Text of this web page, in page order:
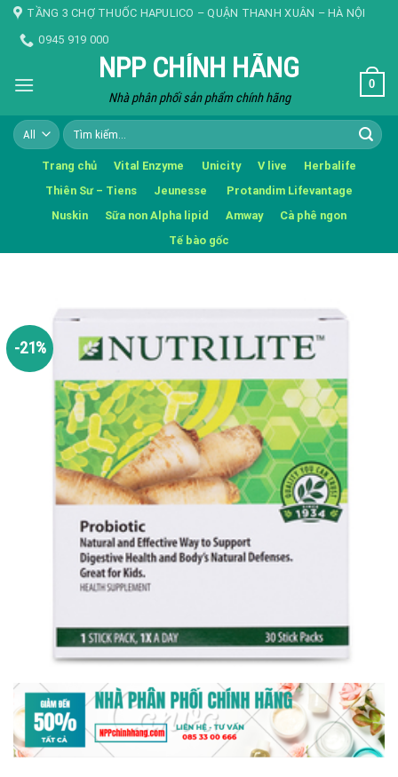
Skip TẦNG 3 CHỢ THUỐC HAPULICO – QUẬN THANH XUÂN – HÀ NỘI
0945 919 000
NPP CHÍNH HÃNG
Nhà phân phối sản phẩm chính hãng
0
Tìm
kiếm:
Trang chủ Vital Enzyme Unicity V live
Herbalife
Thiên Sư – Tiens
Jeunesse
Protandim Lifevantage
Nuskin
Sữa non Alpha lipid Amway
Cà phê ngon
Tế bào gốc
-21%